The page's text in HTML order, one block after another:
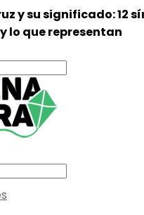
y su significado: 12
lo que representan